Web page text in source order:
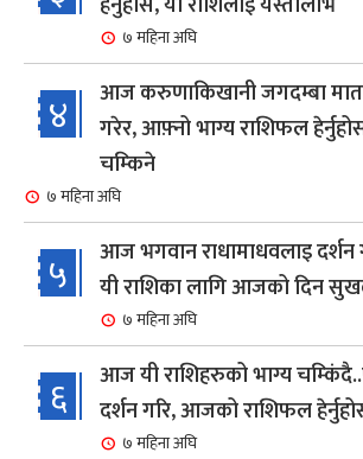
७ महिना अघि
४
आज करुणाकिखानी जगदम्बा
गरेर, आफ़्नो भाग्य राशिफल
चम्किने
७ महिना अघि
५
आज भगवान राधामाधवलाइ दर्शन
यी राशिका लागि आजको दिन
७ महिना अघि
६
आज यी राशिहरुको भाग्य
दर्शन गरि, आजको राशिफल
७ महिना अघि